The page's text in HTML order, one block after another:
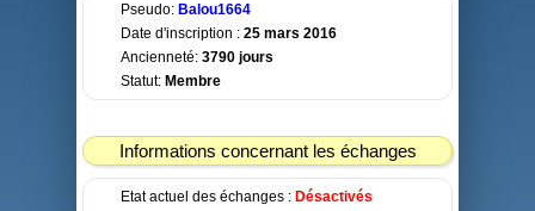
Pseudo: Balou1664
Date d'inscription : 25 mars 2016
Ancienneté: 3790 jours
Statut: Membre
Informations concernant les échanges
Etat actuel des échanges : Désactivés